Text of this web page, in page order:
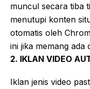
muncul secara tiba
menutupi konten
otomatis oleh
ini jika memang ada
2. IKLAN VIDEO
Iklan jenis video